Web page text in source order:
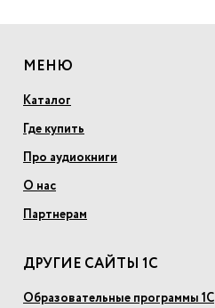
МЕНЮ
Каталог
Где купить
Про аудиокниги
О нас
Партнерам
ДРУГИЕ САЙТЫ 1С
Образовательные программы 1С